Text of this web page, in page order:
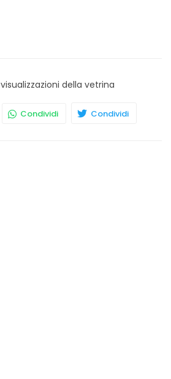
visualizzazioni della vetrina
Condividi Condividi